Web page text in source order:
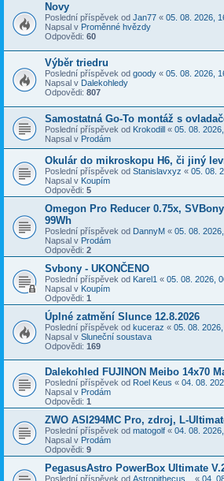
Novy
Poslední příspěvek od Jan77 « 05. 08. 2026,
Napsal v Proměnné hvězdy
Odpovědi: 60
Výběr triedru
Poslední příspěvek od goody « 05. 08. 2026,
Napsal v Dalekohledy
Odpovědi: 807
Samostatná Go-To montáž s
Poslední příspěvek od Krokodill « 05. 08.
Napsal v Prodám
Okulár do mikroskopu H6, či jiný
Poslední příspěvek od Stanislavxyz « 05. 08.
Napsal v Koupím
Odpovědi: 5
Omegon Pro Reducer 0.75x,
99Wh
Poslední příspěvek od DannyM « 05. 08.
Napsal v Prodám
Odpovědi: 2
Svbony - UKONČENO
Poslední příspěvek od Karel1 « 05. 08. 2026,
Napsal v Koupím
Odpovědi: 1
Úplné zatmění Slunce 12.8.2026
Poslední příspěvek od kuceraz « 05. 08.
Napsal v Sluneční soustava
Odpovědi: 169
Dalekohled FUJINON Meibo 14x70
Poslední příspěvek od Roel Keus « 04. 08.
Napsal v Prodám
Odpovědi: 1
ZWO ASI294MC Pro, zdroj, L-
Poslední příspěvek od matogolf « 04. 08.
Napsal v Prodám
Odpovědi: 9
PegasusAstro PowerBox Ultimate
Poslední příspěvek od Astropithecus_. « 04.